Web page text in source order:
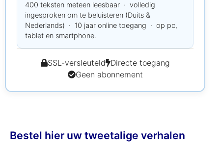
400 teksten meteen leesbaar · volledig
ingesproken om te beluisteren (Duits &
Nederlands) · 10 jaar online toegang · op pc,
tablet en smartphone.
SSL-versleuteld Directe toegang
Geen abonnement
Bestel hier uw tweetalige verhalen